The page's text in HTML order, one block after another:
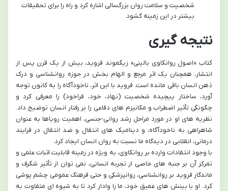
شخصیت و سلامت روان بزرگسالی اشاره کرد و راه را برای تحقیقات
بیشتر در این زمینه گشود.
نتیجه گیری
کتاب «اصول روانکاوی بالینی» زیگموند فروید، بیش از یک قرن پس از
انتشار، همچنان یک اثر مرجع و الهام بخش در حوزه روانشناسی و درک
ذهن انسان باقی مانده است. فروید با این اثر، ناخودآگاه را به کانون توجه
آورد، ساختار پیچیده شخصیت (نهاد، خود، فراخود) را معرفی کرد و
چگونگی تأثیر اضطراب و مکانیزم های دفاعی را بر رفتار انسان توضیح داد.
نظریه های او در مورد مراحل رشد روانی-جنسی، اهمیت رویاها به عنوان
شاهراهی به ناخودآگاه، و دینامیک های انتقال و ضد انتقال در فرایند
درمانی، انقلابی در دیدگاه ما نسبت به روان انسان ایجاد کرد.
با وجود انتقادات وارده بر روانکاوی، به ویژه در زمینه قابلیت اثبات علمی و
تمرکز آن بر جنبه های خاصی از تجربه انسانی، نمی توان از تأثیر شگرف و
ماندگار فروید بر روانشناسی، روانپزشکی و حتی فرهنگ عمومی چشم پوشی
کرد. او با بینش های عمیق خود، ما را وادار کرد تا به شیوه ای متفاوت به